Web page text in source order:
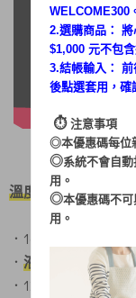
溫度對了、完美廚
．16L容量、料理空
． 液脹式溫控，溫
．1200W大火力，
WELCOME300
2.選購商品：
$1,000 元不包含
3.結帳輸入： 前
後點選套用，確
⏱︎ 注意事項
◎本優惠碼每位
◎系統不會自
用。
◎本優惠碼不
用。